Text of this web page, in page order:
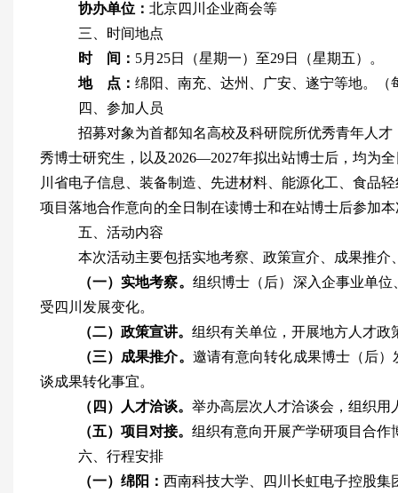
协办单位： 北京四川企业商会等
三、时间地点
时 间： 5月 25日（星期一）至29日（星期五）。
地 点： 绵阳、南充、达州、广安、遂宁等地。（
四、参加人员
招募对象为首都知名高校及科研院所优秀青年人才
秀博士研究生，以及 2026—2027年拟出站博士后，均为
川省电子信息、装备制造、先进材料、能源化工、食品
项目落地合作意向的全日制在读博士和在站博士后参加
五、活动内容
本次活动主要包括实地考察、政策宣介、成果推介
（一）实地考察。 组织博士（后）深入企事业单
受四川发展变化。
（二）政策宣讲。 组织有关单位，开展地方人才政
（三）成果推介。 邀请有意向转化成果博士（后
谈成果转化事宜。
（四）人才洽谈。 举办高层次人才洽谈会，组织用
（五）项目对接。 组织有意向开展产学研项目合作
六、行程安排
（一）绵阳： 西南科技大学、四川长虹电子控股